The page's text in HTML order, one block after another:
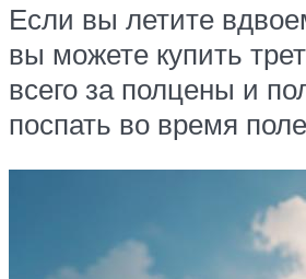
Если вы летите
вы можете купить
всего за полцены и
поспать во время